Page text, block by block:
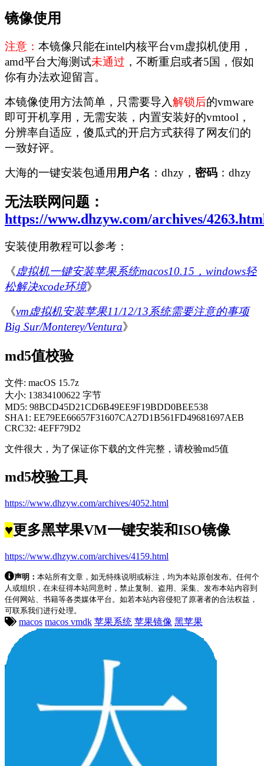
镜像使用
注意： 本镜像只能在intel内核平台vm虚拟机使用，
amd平台大海测试未通过 ，不断重启或者5国，假如
你有办法欢迎留言。
本镜像使用方法简单，只需要导入解锁后的vmware
即可开机享用，无需安装，内置安装好的vmtool，
分辨率自适应，傻瓜式的开启方式获得了网友们的
一致好评。
大海的一键安装包通用用户名 ：dhzy， 密码 ：dhzy
无法联网问题：
https://www.dhzyw.com/archives/
安装使用教程可以参考：
《虚拟机一键安装苹果系统macos10.15，windows轻
松解决xcode环境》
《vm虚拟机安装苹果11/12/13系统需要注意的事项
Big Sur/Monterey/Ventura》
md5值校验
文件: macOS 15.7z
大小: 13834100622 字节
MD5: 98BCD45D21CD6B49EE9F19BDD0BEE538
SHA1: EE79EE66657F31607CA27D1B561FD49681697AEB
CRC32: 4EFF79D2
文件很大，为了保证你下载的文件完整，请校验md5值
md5校验工具
https://www.dhzyw.com/archives/4052.html
♥更多黑苹果VM一键安装和ISO镜像
https://www.dhzyw.com/archives/4159.html
声明： 本站所有文章，如无特殊说明或标注，均为本站原创发布。任何个
人或组织，在未征得本站同意时，禁止复制、盗用、采集、发布本站内容到
任何网站、书籍等各类媒体平台。如若本站内容侵犯了原著者的合法权益，
可联系我们进行处理。
macos macos vmdk 苹果系统 苹果镜像 黑苹果